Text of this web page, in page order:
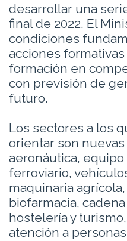
desarrollar una
final de 2022. El
condiciones
acciones
formación en
con previsión de
futuro.
Los sectores a los
orientar son
aeronáutica,
ferroviario,
maquinaria
biofarmacia,
hostelería y
atención a